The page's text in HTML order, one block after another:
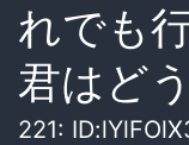
れでも
君はど
221: